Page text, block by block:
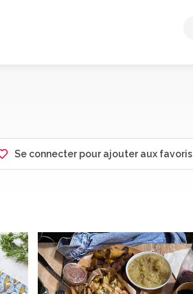
Se connecter pour ajouter aux favoris